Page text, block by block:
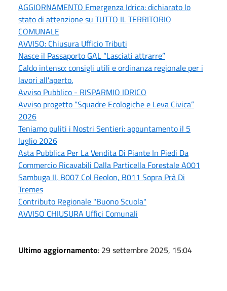
AGGIORNAMENTO Emergenza Idrica: dichiarato lo
stato di attenzione su TUTTO IL TERRITORIO
COMUNALE
AVVISO: Chiusura Ufficio Tributi
Nasce il Passaporto GAL “Lasciati attrarre”
Caldo intenso: consigli utili e ordinanza regionale per i
lavori all'aperto.
Avviso Pubblico - RISPARMIO IDRICO
Avviso progetto “Squadre Ecologiche e Leva Civica”
2026
Teniamo puliti i Nostri Sentieri: appuntamento il 5
luglio 2026
Asta Pubblica Per La Vendita Di Piante In Piedi Da
Commercio Ricavabili Dalla Particella Forestale A001
Sambuga II, B007 Col Reolon, B011 Sopra Prà Di
Tremes
Contributo Regionale "Buono Scuola"
AVVISO CHIUSURA Uffici Comunali
Ultimo aggiornamento: 29 settembre 2025, 15:04